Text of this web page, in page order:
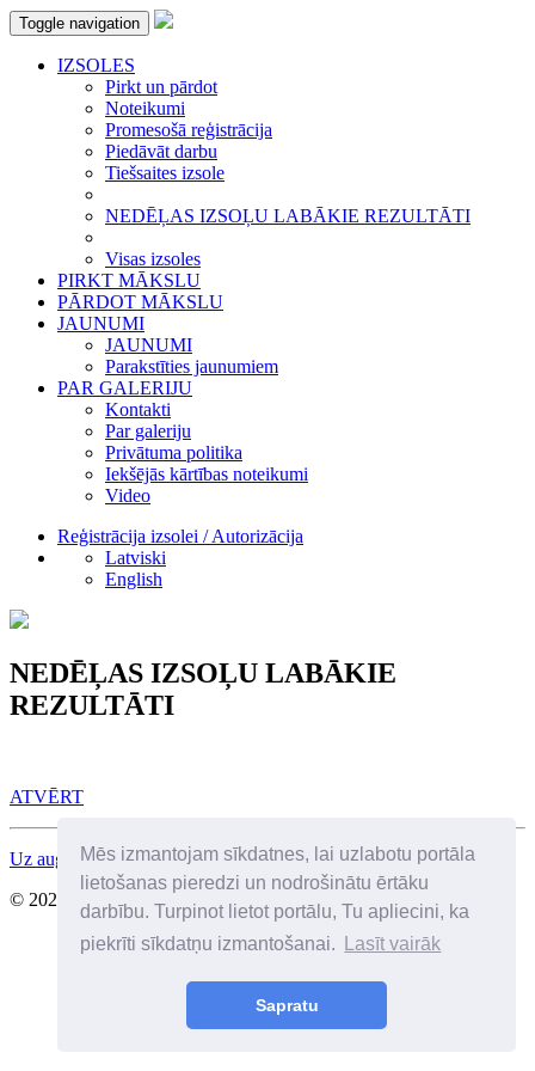
Mēs izmantojam sīkdatnes, lai uzlabotu portāla
lietošanas pieredzi un nodrošinātu ērtāku
darbību. Turpinot lietot portālu, Tu apliecini, ka
piekrīti sīkdatņu izmantošanai.
Lasīt vairāk
Sapratu
Toggle navigation
IZSOLES
Pirkt un pārdot
Noteikumi
Promesošā reģistrācija
Piedāvāt darbu
Tiešsaites izsole
NEDĒĻAS IZSOĻU LABĀKIE REZULTĀTI
Visas izsoles
PIRKT MĀKSLU
PĀRDOT MĀKSLU
JAUNUMI
JAUNUMI
Parakstīties jaunumiem
PAR GALERIJU
Kontakti
Par galeriju
Privātuma politika
Iekšējās kārtības noteikumi
Video
Reģistrācija izsolei / Autorizācija
Latviski
English
NEDĒĻAS IZSOĻU LABĀKIE
REZULTĀTI
ATVĒRT
Uz augšu
© 2026 Visas tiesības aizsargātas. SIA Birkenfelds